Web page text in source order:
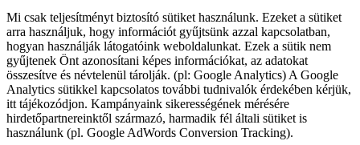
Mi csak teljesítményt biztosító sütiket használunk. Ezeket a sütiket
arra használjuk, hogy információt gyűjtsünk azzal kapcsolatban,
hogyan használják látogatóink weboldalunkat. Ezek a sütik nem
gyűjtenek Önt azonosítani képes információkat, az adatokat
összesítve és névtelenül tárolják. (pl: Google Analytics) A Google
Analytics sütikkel kapcsolatos további tudnivalók érdekében kérjük,
itt tájékozódjon. Kampányaink sikerességének mérésére
hirdetőpartnereinktől származó, harmadik fél általi sütiket is
használunk (pl. Google AdWords Conversion Tracking).